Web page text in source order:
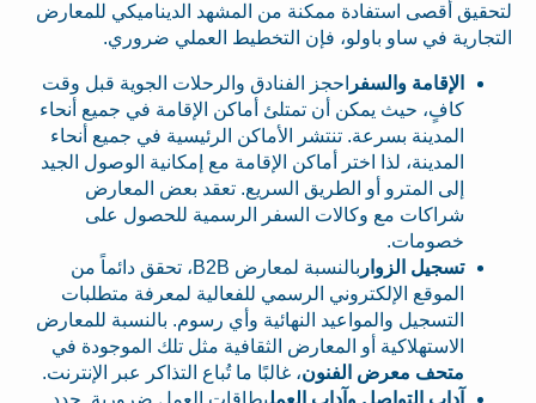
لتحقيق أقصى استفادة ممكنة من المشهد الديناميكي للمعارض
التجارية في ساو باولو، فإن التخطيط العملي ضروري.
الإقامة والسفر احجز الفنادق والرحلات الجوية قبل وقت
كافٍ، حيث يمكن أن تمتلئ أماكن الإقامة في جميع أنحاء
المدينة بسرعة. تنتشر الأماكن الرئيسية في جميع أنحاء
المدينة، لذا اختر أماكن الإقامة مع إمكانية الوصول الجيد
إلى المترو أو الطريق السريع. تعقد بعض المعارض
شراكات مع وكالات السفر الرسمية للحصول على
خصومات.
تسجيل الزوار
بالنسبة لمعارض B2B، تحقق دائماً من
الموقع الإلكتروني الرسمي للفعالية لمعرفة متطلبات
التسجيل والمواعيد النهائية وأي رسوم. بالنسبة للمعارض
الاستهلاكية أو المعارض الثقافية مثل تلك الموجودة في
متحف معرض الفنون، غالبًا ما تُباع التذاكر عبر الإنترنت.
آداب التواصل وآداب العملبطاقات العمل ضرورية. حدد